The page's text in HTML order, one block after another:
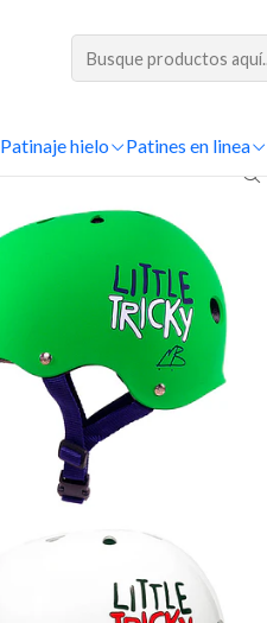
Patinaje hielo Patines en linea